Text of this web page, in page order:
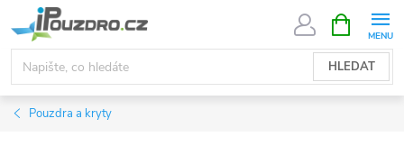
na
obsah
HLEDAT
NÁKUPNÍ
KOŠÍK
Pouzdra a kryty